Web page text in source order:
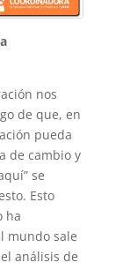
nos
de que, en
pueda
de cambio y
se
Esto
ha
mundo sale
análisis de